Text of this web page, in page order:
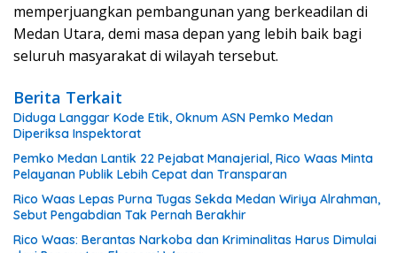
memperjuangkan pembangunan yang berkeadilan di
Medan Utara, demi masa depan yang lebih baik bagi
seluruh masyarakat di wilayah tersebut.
Berita Terkait
Diduga Langgar Kode Etik, Oknum ASN Pemko Medan
Diperiksa Inspektorat
Pemko Medan Lantik 22 Pejabat Manajerial, Rico Waas Minta
Pelayanan Publik Lebih Cepat dan Transparan
Rico Waas Lepas Purna Tugas Sekda Medan Wiriya Alrahman,
Sebut Pengabdian Tak Pernah Berakhir
Rico Waas: Berantas Narkoba dan Kriminalitas Harus Dimulai